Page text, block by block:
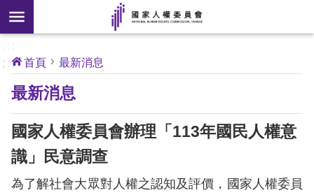
前往主要內容區塊
搜
尋
開
新
]
核
心
人
權
公
約
關
於
:::
首頁 最新消息
最新消息
國家人權委員會辦理「113年國民人權意
識」民意調查
為了解社會大眾對人權之認知及評價，國家人權委員